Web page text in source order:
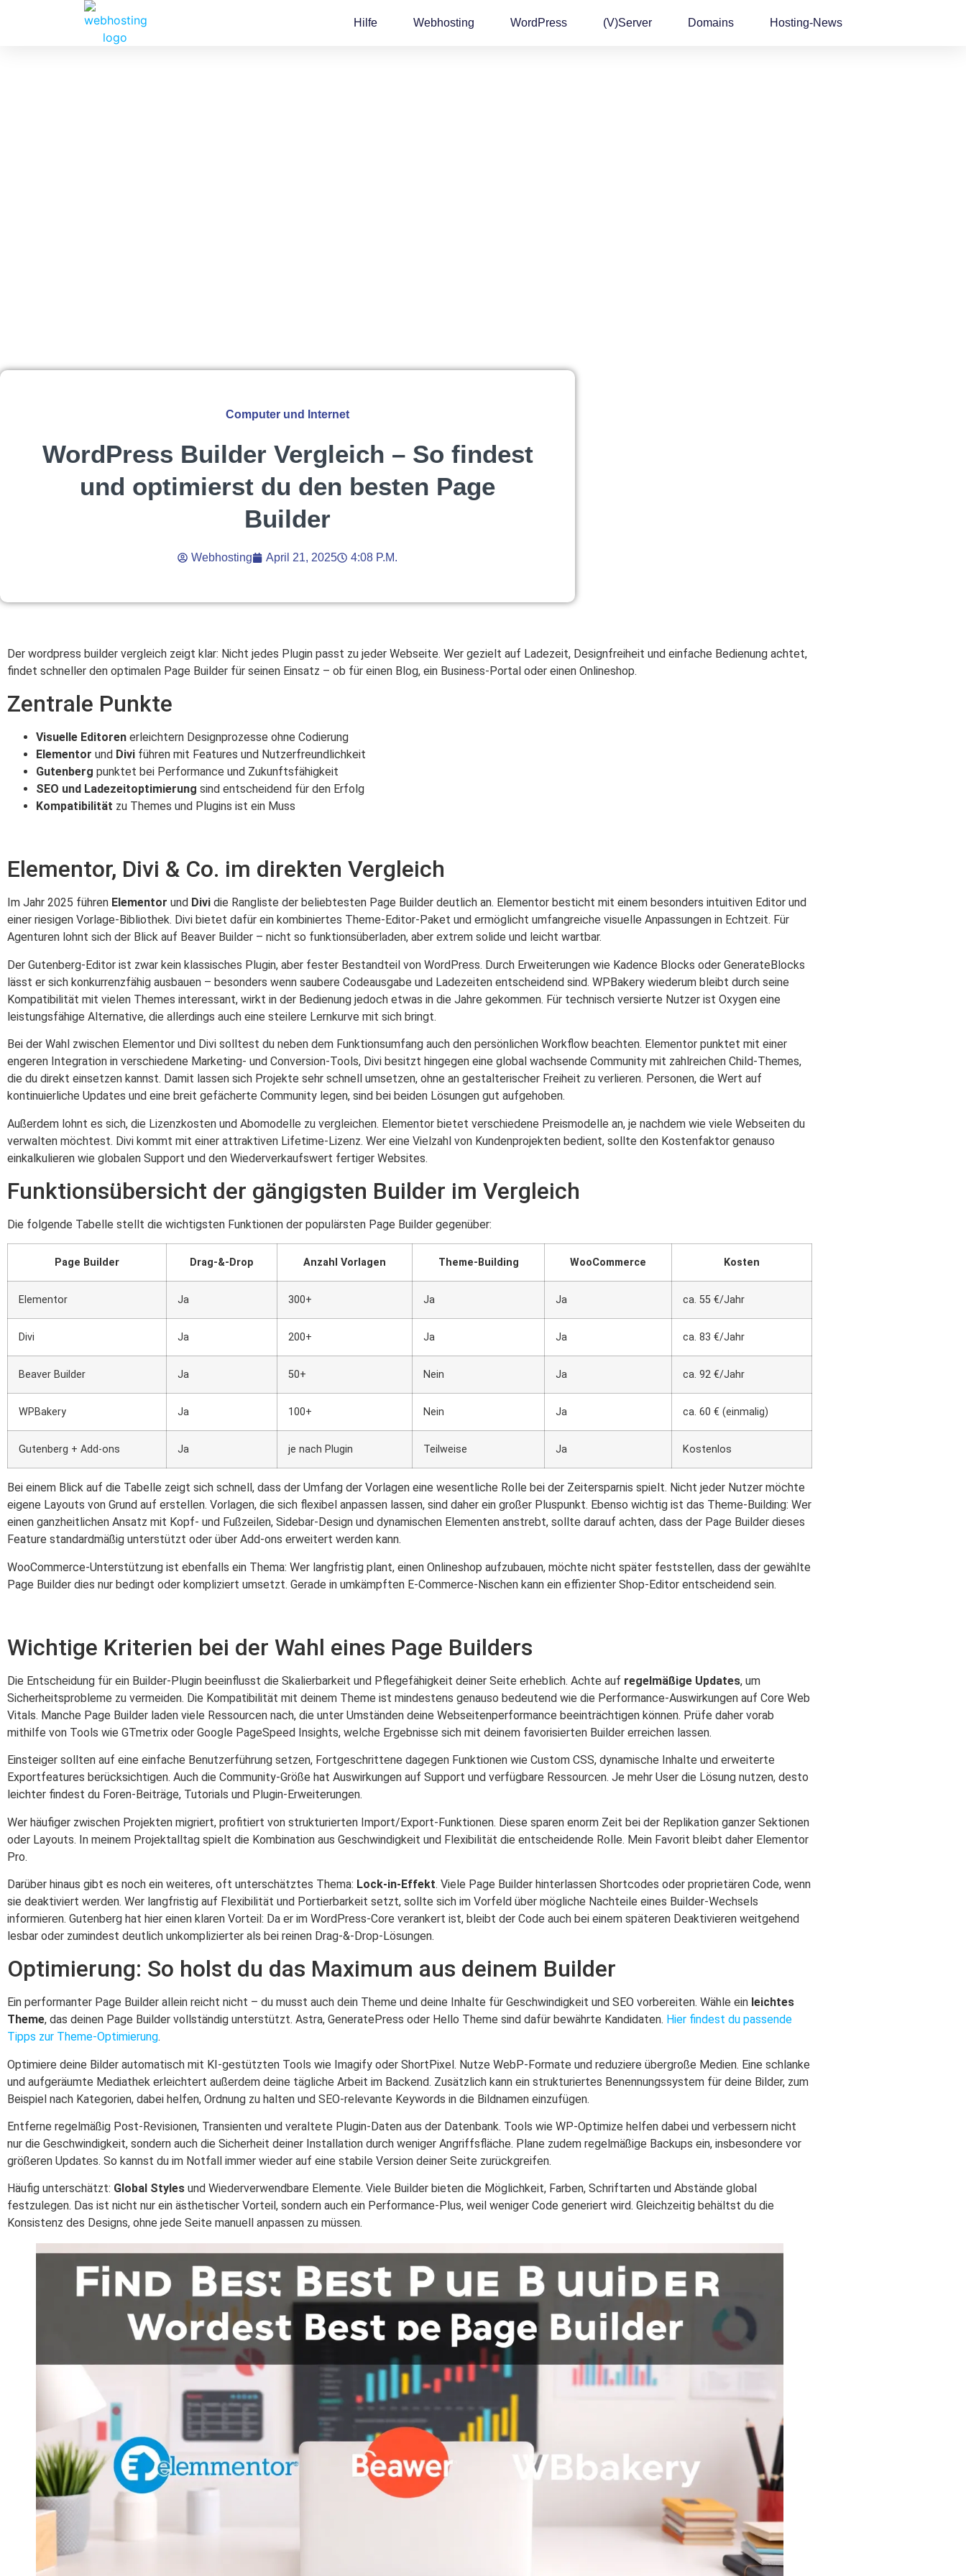
Hilfe Webhosting WordPress (v)Server Domains Hosting-News
Computer und Internet
WordPress Builder Vergleich – So findest
und optimierst du den besten Page
Builder
Webhosting April 21, 2025 4:08 P.m.
Der wordpress builder vergleich zeigt klar: Nicht jedes Plugin passt zu jeder Webseite. Wer gezielt auf Ladezeit, Designfreiheit und einfache Bedienung achtet,
findet schneller den optimalen Page Builder für seinen Einsatz – ob für einen Blog, ein Business-Portal oder einen Onlineshop.
Zentrale Punkte
Visuelle Editoren erleichtern Designprozesse ohne Codierung
Elementor und Divi führen mit Features und Nutzerfreundlichkeit
Gutenberg punktet bei Performance und Zukunftsfähigkeit
SEO und Ladezeitoptimierung sind entscheidend für den Erfolg
Kompatibilität zu Themes und Plugins ist ein Muss
Elementor, Divi & Co. im direkten Vergleich
Im Jahr 2025 führen Elementor und Divi die Rangliste der beliebtesten Page Builder deutlich an. Elementor besticht mit einem besonders intuitiven Editor und
einer riesigen Vorlage-Bibliothek. Divi bietet dafür ein kombiniertes Theme-Editor-Paket und ermöglicht umfangreiche visuelle Anpassungen in Echtzeit. Für
Agenturen lohnt sich der Blick auf Beaver Builder – nicht so funktionsüberladen, aber extrem solide und leicht wartbar.
Der Gutenberg-Editor ist zwar kein klassisches Plugin, aber fester Bestandteil von WordPress. Durch Erweiterungen wie Kadence Blocks oder GenerateBlocks
lässt er sich konkurrenzfähig ausbauen – besonders wenn saubere Codeausgabe und Ladezeiten entscheidend sind. WPBakery wiederum bleibt durch seine
Kompatibilität mit vielen Themes interessant, wirkt in der Bedienung jedoch etwas in die Jahre gekommen. Für technisch versierte Nutzer ist Oxygen eine
leistungsfähige Alternative, die allerdings auch eine steilere Lernkurve mit sich bringt.
Bei der Wahl zwischen Elementor und Divi solltest du neben dem Funktionsumfang auch den persönlichen Workflow beachten. Elementor punktet mit einer
engeren Integration in verschiedene Marketing- und Conversion-Tools, Divi besitzt hingegen eine global wachsende Community mit zahlreichen Child-Themes,
die du direkt einsetzen kannst. Damit lassen sich Projekte sehr schnell umsetzen, ohne an gestalterischer Freiheit zu verlieren. Personen, die Wert auf
kontinuierliche Updates und eine breit gefächerte Community legen, sind bei beiden Lösungen gut aufgehoben.
Außerdem lohnt es sich, die Lizenzkosten und Abomodelle zu vergleichen. Elementor bietet verschiedene Preismodelle an, je nachdem wie viele Webseiten du
verwalten möchtest. Divi kommt mit einer attraktiven Lifetime-Lizenz. Wer eine Vielzahl von Kundenprojekten bedient, sollte den Kostenfaktor genauso
einkalkulieren wie globalen Support und den Wiederverkaufswert fertiger Websites.
Funktionsübersicht der gängigsten Builder im Vergleich
Die folgende Tabelle stellt die wichtigsten Funktionen der populärsten Page Builder gegenüber:
Page Builder Drag-&-Drop Anzahl Vorlagen Theme-Building WooCommerce Kosten
Elementor Ja 300+ Ja Ja ca. 55 €/Jahr
Divi Ja 200+ Ja Ja ca. 83 €/Jahr
Beaver Builder Ja 50+ Nein Ja ca. 92 €/Jahr
WPBakery Ja 100+ Nein Ja ca. 60 € (einmalig)
Gutenberg + Add-ons Ja je nach Plugin Teilweise Ja Kostenlos
Bei einem Blick auf die Tabelle zeigt sich schnell, dass der Umfang der Vorlagen eine wesentliche Rolle bei der Zeitersparnis spielt. Nicht jeder Nutzer möchte
eigene Layouts von Grund auf erstellen. Vorlagen, die sich flexibel anpassen lassen, sind daher ein großer Pluspunkt. Ebenso wichtig ist das Theme-Building: Wer
einen ganzheitlichen Ansatz mit Kopf- und Fußzeilen, Sidebar-Design und dynamischen Elementen anstrebt, sollte darauf achten, dass der Page Builder dieses
Feature standardmäßig unterstützt oder über Add-ons erweitert werden kann.
WooCommerce-Unterstützung ist ebenfalls ein Thema: Wer langfristig plant, einen Onlineshop aufzubauen, möchte nicht später feststellen, dass der gewählte
Page Builder dies nur bedingt oder kompliziert umsetzt. Gerade in umkämpften E-Commerce-Nischen kann ein effizienter Shop-Editor entscheidend sein.
Wichtige Kriterien bei der Wahl eines Page Builders
Die Entscheidung für ein Builder-Plugin beeinflusst die Skalierbarkeit und Pflegefähigkeit deiner Seite erheblich. Achte auf regelmäßige Updates, um
Sicherheitsprobleme zu vermeiden. Die Kompatibilität mit deinem Theme ist mindestens genauso bedeutend wie die Performance-Auswirkungen auf Core Web
Vitals. Manche Page Builder laden viele Ressourcen nach, die unter Umständen deine Webseitenperformance beeinträchtigen können. Prüfe daher vorab
mithilfe von Tools wie GTmetrix oder Google PageSpeed Insights, welche Ergebnisse sich mit deinem favorisierten Builder erreichen lassen.
Einsteiger sollten auf eine einfache Benutzerführung setzen, Fortgeschrittene dagegen Funktionen wie Custom CSS, dynamische Inhalte und erweiterte
Exportfeatures berücksichtigen. Auch die Community-Größe hat Auswirkungen auf Support und verfügbare Ressourcen. Je mehr User die Lösung nutzen, desto
leichter findest du Foren-Beiträge, Tutorials und Plugin-Erweiterungen.
Wer häufiger zwischen Projekten migriert, profitiert von strukturierten Import/Export-Funktionen. Diese sparen enorm Zeit bei der Replikation ganzer Sektionen
oder Layouts. In meinem Projektalltag spielt die Kombination aus Geschwindigkeit und Flexibilität die entscheidende Rolle. Mein Favorit bleibt daher Elementor
Pro.
Darüber hinaus gibt es noch ein weiteres, oft unterschätztes Thema: Lock-in-Effekt. Viele Page Builder hinterlassen Shortcodes oder proprietären Code, wenn
sie deaktiviert werden. Wer langfristig auf Flexibilität und Portierbarkeit setzt, sollte sich im Vorfeld über mögliche Nachteile eines Builder-Wechsels
informieren. Gutenberg hat hier einen klaren Vorteil: Da er im WordPress-Core verankert ist, bleibt der Code auch bei einem späteren Deaktivieren weitgehend
lesbar oder zumindest deutlich unkomplizierter als bei reinen Drag-&-Drop-Lösungen.
Optimierung: So holst du das Maximum aus deinem Builder
Ein performanter Page Builder allein reicht nicht – du musst auch dein Theme und deine Inhalte für Geschwindigkeit und SEO vorbereiten. Wähle ein leichtes
Theme, das deinen Page Builder vollständig unterstützt. Astra, GeneratePress oder Hello Theme sind dafür bewährte Kandidaten. Hier findest du passende
Tipps zur Theme-Optimierung.
Optimiere deine Bilder automatisch mit KI-gestützten Tools wie Imagify oder ShortPixel. Nutze WebP-Formate und reduziere übergroße Medien. Eine schlanke
und aufgeräumte Mediathek erleichtert außerdem deine tägliche Arbeit im Backend. Zusätzlich kann ein strukturiertes Benennungssystem für deine Bilder, zum
Beispiel nach Kategorien, dabei helfen, Ordnung zu halten und SEO-relevante Keywords in die Bildnamen einzufügen.
Entferne regelmäßig Post-Revisionen, Transienten und veraltete Plugin-Daten aus der Datenbank. Tools wie WP-Optimize helfen dabei und verbessern nicht
nur die Geschwindigkeit, sondern auch die Sicherheit deiner Installation durch weniger Angriffsfläche. Plane zudem regelmäßige Backups ein, insbesondere vor
größeren Updates. So kannst du im Notfall immer wieder auf eine stabile Version deiner Seite zurückgreifen.
Häufig unterschätzt: Global Styles und Wiederverwendbare Elemente. Viele Builder bieten die Möglichkeit, Farben, Schriftarten und Abstände global
festzulegen. Das ist nicht nur ein ästhetischer Vorteil, sondern auch ein Performance-Plus, weil weniger Code generiert wird. Gleichzeitig behältst du die
Konsistenz des Designs, ohne jede Seite manuell anpassen zu müssen.